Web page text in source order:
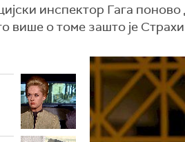
инспектор Гага
више о томе зашто је